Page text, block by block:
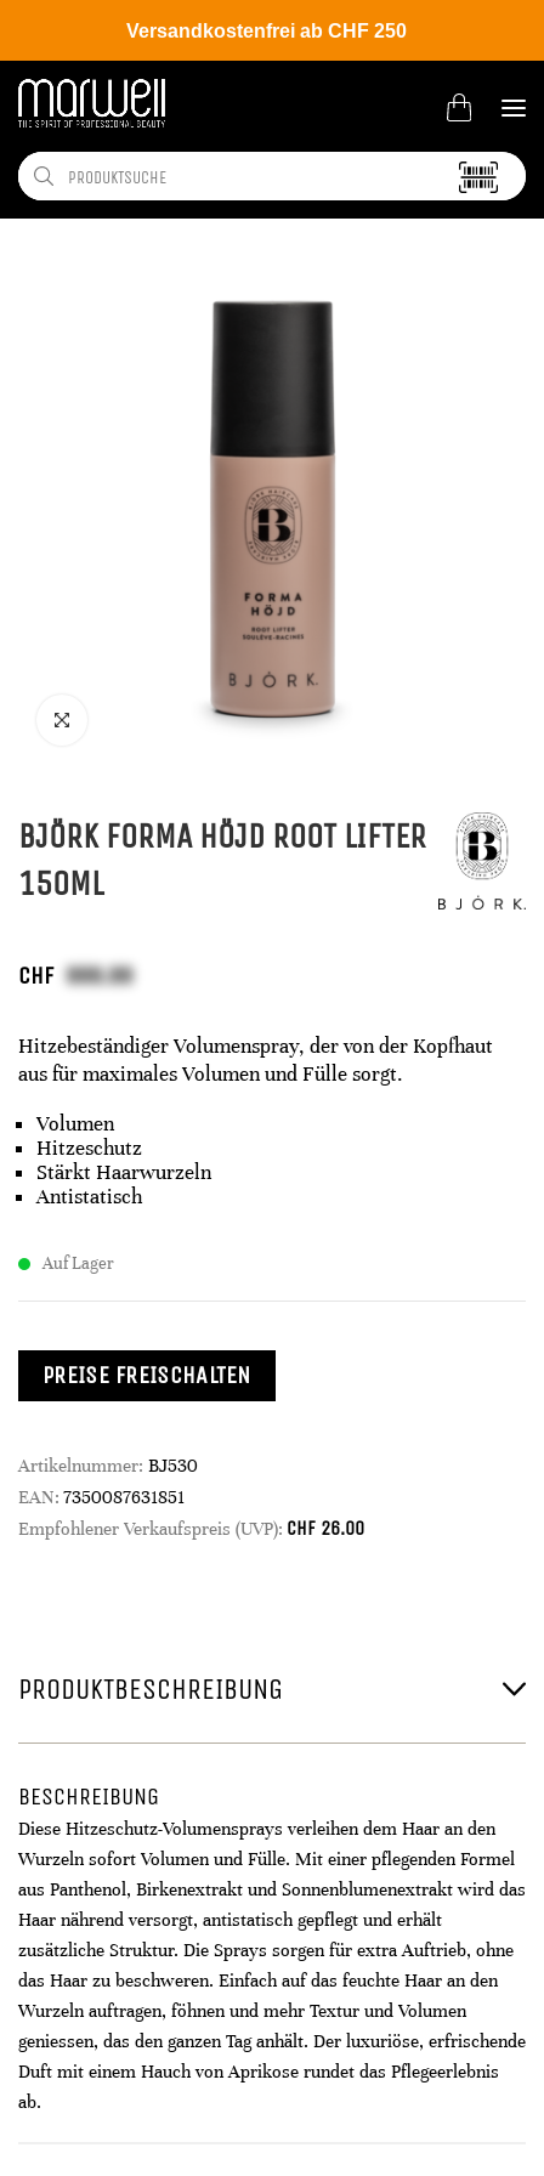
Versandkostenfrei ab CHF 250
Shop Brands Björk
BJÖRK FORMA HÖJD ROOT LIFTER
150ML
CHF
Hitzebeständiger Volumenspray, der von der Kopfhaut
aus für maximales Volumen und Fülle sorgt.
Volumen
Hitzeschutz
Stärkt Haarwurzeln
Antistatisch
Auf Lager
PREISE FREISCHALTEN
Artikelnummer: BJ530
EAN: 7350087631851
Empfohlener Verkaufspreis (UVP): CHF 26.00
PRODUKTBESCHREIBUNG
BESCHREIBUNG
Diese Hitzeschutz-Volumensprays verleihen dem Haar an den
Wurzeln sofort Volumen und Fülle. Mit einer pflegenden Formel
aus Panthenol, Birkenextrakt und Sonnenblumenextrakt wird das
Haar nährend versorgt, antistatisch gepflegt und erhält
zusätzliche Struktur. Die Sprays sorgen für extra Auftrieb, ohne
das Haar zu beschweren. Einfach auf das feuchte Haar an den
Wurzeln auftragen, föhnen und mehr Textur und Volumen
geniessen, das den ganzen Tag anhält. Der luxuriöse, erfrischende
Duft mit einem Hauch von Aprikose rundet das Pflegeerlebnis
ab.